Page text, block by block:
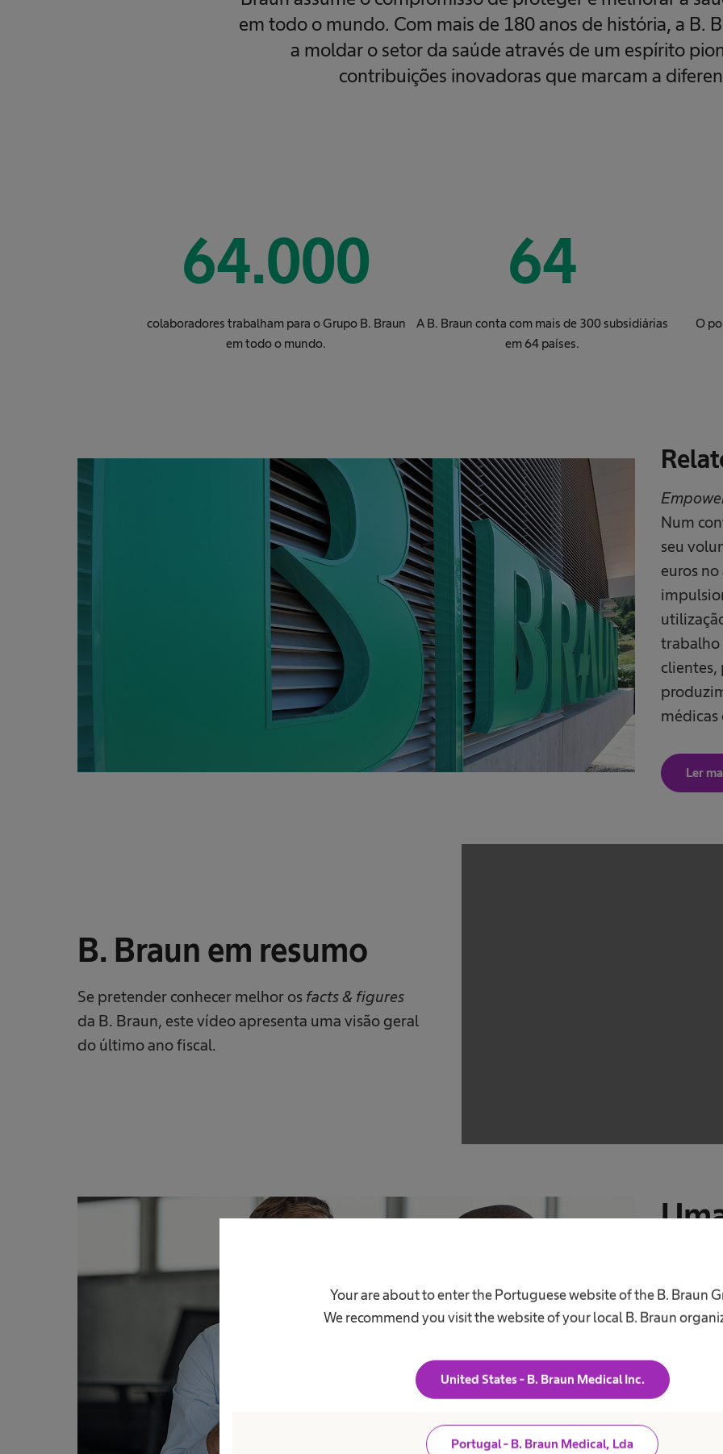
Your are about to enter the Portuguese website of the B. Braun
We recommend you visit the website of your local B. Braun
United States - B. Braun Medical Inc.
Portugal - B. Braun Medical, Lda
em todo o mundo. Com mais de 180 anos de história, a B.
a moldar o setor da saúde através de um espírito
contribuições inovadoras que marcam a
64.000
colaboradores trabalham para o Grupo B. Braun
em todo o mundo.
64
A B. Braun conta com mais de 300 subsidiárias
em 64 países.
O
Num
seu
euros
trabalho
clientes,
Ler
B. Braun em resumo
Se pretender conhecer melhor os facts & figures
da B. Braun, este vídeo apresenta uma visão geral
do último ano fiscal.
serviços